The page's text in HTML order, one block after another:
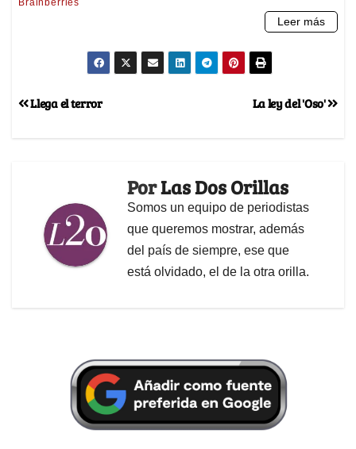
La ley del 'Oso'
Llega el terror
PorLas Dos Orillas
Somos un equipo de periodistas
que queremos mostrar, además
del país de siempre, ese que
está olvidado, el de la otra orilla.